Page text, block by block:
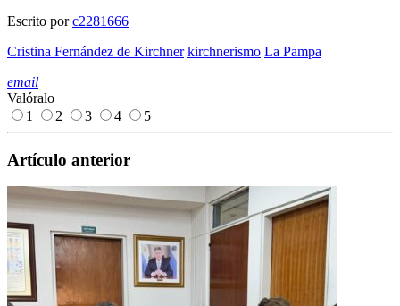
Escrito porc2281666
Cristina Fernández de Kirchner kirchnerismo La Pampa
email
Valóralo
1
2 3 4 5
Artículo anterior